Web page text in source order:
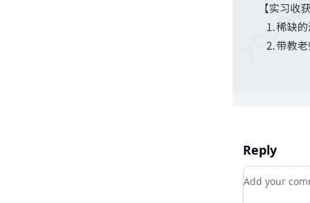
Reply
Add your